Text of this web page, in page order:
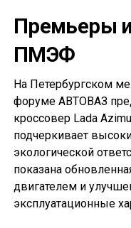
Премьеры
ПМЭФ
На Петербургском
форуме АВТОВАЗ
кроссовер Lada
подчеркивает
экологической
показана
двигателем и
эксплуатационные